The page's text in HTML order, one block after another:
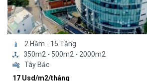
2 Hầm - 15 Tầng
350m2 - 500m2 - 2000m2
Tây Bắc
17 Usd/m2/tháng